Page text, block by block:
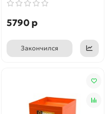
5790 р
Закончился